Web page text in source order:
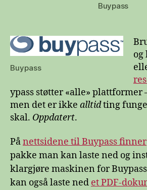
Buypass
Buypass
og
ypass støtter «alle» plattformer
men det er ikke alltidting
skal. Oppdatert.
Pånettsidene til Buypass finner
pakke man kan laste ned og
klargjøre maskinen for
kan også laste ned et PDF-